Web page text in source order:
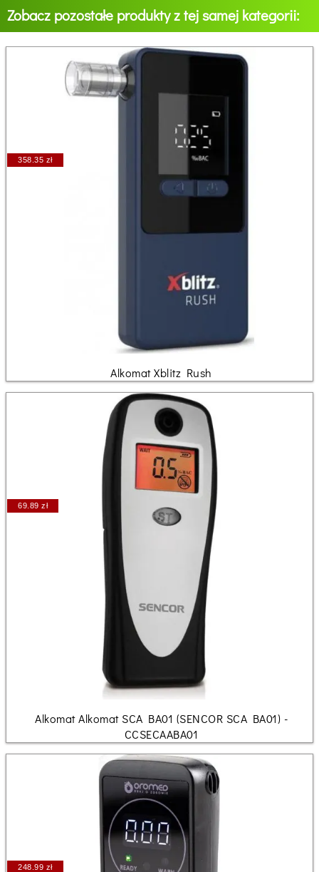
Zobacz pozostałe produkty z tej samej kategorii:
358.35 zł
Alkomat Xblitz Rush
69.89 zł
Alkomat Alkomat SCA BA01 (SENCOR SCA BA01) -
CCSECAABA01
248.99 zł